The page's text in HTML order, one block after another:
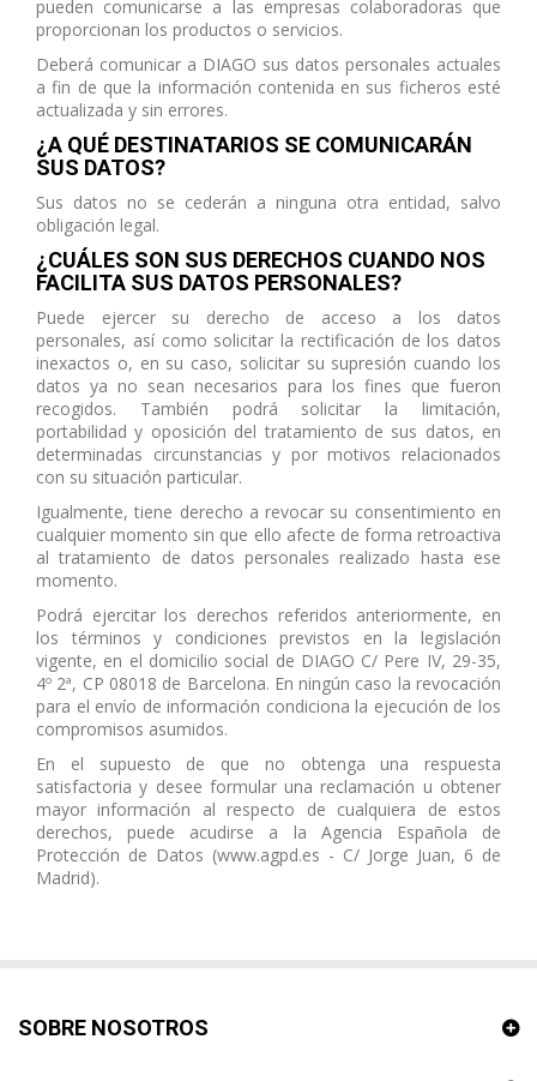
pueden comunicarse a las empresas colaboradoras que
proporcionan los productos o servicios.
Deberá comunicar a DIAGO sus datos personales actuales
a fin de que la información contenida en sus ficheros esté
actualizada y sin errores.
¿A QUÉ DESTINATARIOS SE COMUNICARÁN
SUS DATOS?
Sus datos no se cederán a ninguna otra entidad, salvo
obligación legal.
¿CUÁLES SON SUS DERECHOS CUANDO NOS
FACILITA SUS DATOS PERSONALES?
Puede ejercer su derecho de acceso a los datos
personales, así como solicitar la rectificación de los datos
inexactos o, en su caso, solicitar su supresión cuando los
datos ya no sean necesarios para los fines que fueron
recogidos. También podrá solicitar la limitación,
portabilidad y oposición del tratamiento de sus datos, en
determinadas circunstancias y por motivos relacionados
con su situación particular.
Igualmente, tiene derecho a revocar su consentimiento en
cualquier momento sin que ello afecte de forma retroactiva
al tratamiento de datos personales realizado hasta ese
momento.
Podrá ejercitar los derechos referidos anteriormente, en
los términos y condiciones previstos en la legislación
vigente, en el domicilio social de DIAGO C/ Pere IV, 29-35,
4º 2ª, CP 08018 de Barcelona. En ningún caso la revocación
para el envío de información condiciona la ejecución de los
compromisos asumidos.
En el supuesto de que no obtenga una respuesta
satisfactoria y desee formular una reclamación u obtener
mayor información al respecto de cualquiera de estos
derechos, puede acudirse a la Agencia Española de
Protección de Datos (www.agpd.es - C/ Jorge Juan, 6 de
Madrid).
SOBRE NOSOTROS